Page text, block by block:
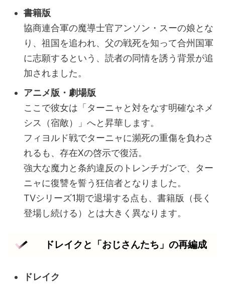
書籍版
協商連合軍の魔導士官アンソン・スーの娘とな
り、祖国を追われ、父の戦死を知って合州国軍
に志願するという、読者の同情を誘う背景が追
加されました。
アニメ版・劇場版
ここで彼女は「ターニャと対をなす明確なネメ
シス（宿敵）」へと昇華します。
フィヨルド戦でターニャに瀕死の重傷を負わさ
れるも、存在Xの啓示で復活。
強大な魔力と条約違反のトレンチガンで、ター
ニャに復讐を誓う狂信者となりました。
TVシリーズ1期で退場する点も、書籍版（長く
登場し続ける）とは大きく異なります。
ドレイクと「おじさんたち」の再編成
ドレイク